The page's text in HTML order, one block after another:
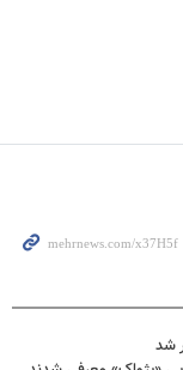
شد